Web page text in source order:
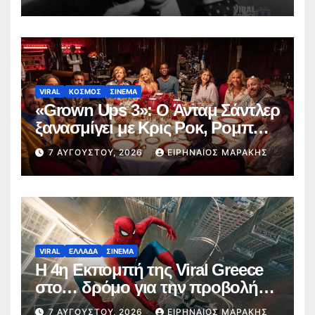
VIRAL ΚΟΣΜΟΣ ΣΙΝΕΜΑ
«Grown Ups 3»: Ο Άνταμ Σάντλερ
ξανασμίγει με Κρις Ροκ, Ρομπ
Σνάιντερ και Ντέιβιντ Σπέιντ
7 ΑΥΓΟΎΣΤΟΥ, 2026 ΕΙΡΗΝΑΊΟΣ ΜΑΡΆΚΗΣ
VIRAL ΕΛΛΑΔΑ ΣΙΝΕΜΑ
Η 4η Εκπομπή της Viral Greece
στο… δρόμο για την προβολή
του Spider-Man: Brand New Day
7 ΑΥΓΟΎΣΤΟΥ, 2026 ΕΙΡΗΝΑΊΟΣ ΜΑΡΆΚΗΣ